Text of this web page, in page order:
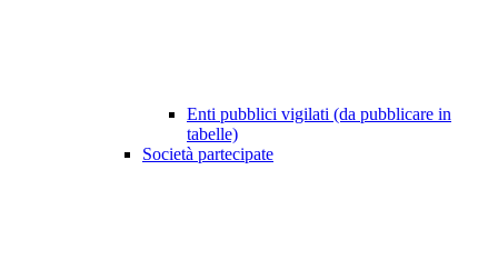
Enti pubblici vigilati (da pubblicare in
tabelle)
Società partecipate